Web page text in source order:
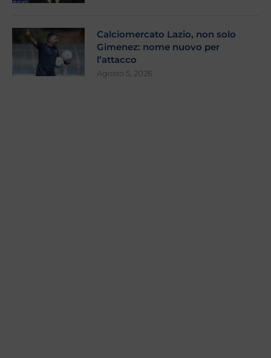
Calciomercato Lazio, non solo
Gimenez: nome nuovo per
l’attacco
Agosto 5, 2026